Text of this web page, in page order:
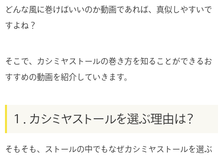
どんな風に巻けばいいのか動画であれば、真似しやすいで
すよね？
そこで、カシミヤストールの巻き方を知ることができるお
すすめの動画を紹介していきます。
１．カシミヤストールを選ぶ理由は？
そもそも、ストールの中でもなぜカシミヤストールを選ぶ